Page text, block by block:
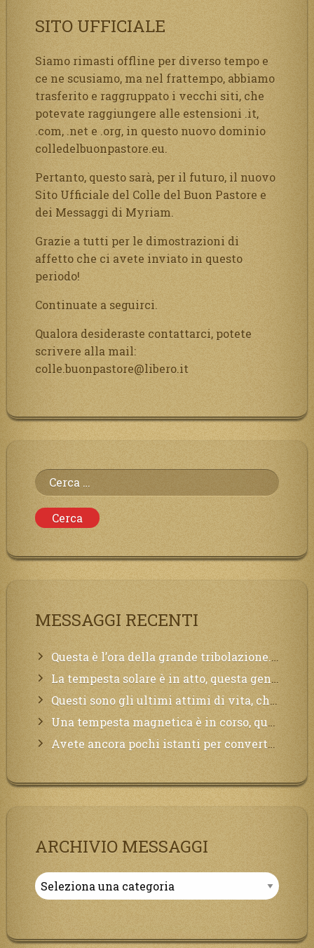
SITO UFFICIALE
Siamo rimasti offline per diverso tempo e
ce ne scusiamo, ma nel frattempo, abbiamo
trasferito e raggruppato i vecchi siti, che
potevate raggiungere alle estensioni .it,
.com, .net e .org, in questo nuovo dominio
colledelbuonpastore.eu.
Pertanto, questo sarà, per il futuro, il nuovo
Sito Ufficiale del Colle del Buon Pastore e
dei Messaggi di Myriam.
Grazie a tutti per le dimostrazioni di
affetto che ci avete inviato in questo
periodo!
Continuate a seguirci.
Qualora desideraste contattarci, potete
scrivere alla mail:
colle.buonpastore@libero.it
Ricerca
per:
MESSAGGI RECENTI
Questa è l’ora della grande tribolazione. Volgetemi il vostro cuore
La tempesta solare è in atto, questa generazione soffrirà molto, la Terra arderà, l’acqua sarà contaminata, il cibo non sarà più nelle vostre mense.
Questi sono gli ultimi attimi di vita, chi si vuole salvare Mi chiami in suo aiuto.
Una tempesta magnetica è in corso, questa generazione patirà. Il black out non tarderà ad arrivare e tutta la Terra sarà oscurata.
Avete ancora pochi istanti per convertirvi, non perdete tempo, la sciagura arriverà all’improvviso e per chi non si sarà preparato saranno dolori.
ARCHIVIO MESSAGGI
Archivio
Messaggi